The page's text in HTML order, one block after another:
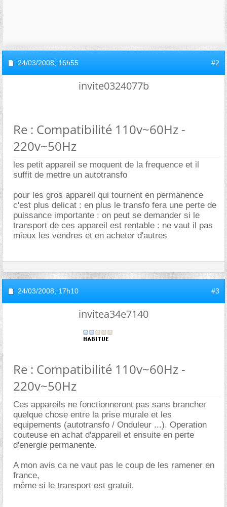
24/03/2008, 16h55 #2
invite0324077b
Re : Compatibilité 110v~60Hz -
220v~50Hz
les petit appareil se moquent de la frequence et il
suffit de mettre un autotransfo
pour les gros appareil qui tournent en permanence
c'est plus delicat : en plus le transfo fera une perte de
puissance importante : on peut se demander si le
transport de ces appareil est rentable : ne vaut il pas
mieux les vendres et en acheter d'autres
24/03/2008, 17h10 #3
invitea34e7140
Re : Compatibilité 110v~60Hz -
220v~50Hz
Ces appareils ne fonctionneront pas sans brancher
quelque chose entre la prise murale et les
equipements (autotransfo / Onduleur ...). Operation
couteuse en achat d'appareil et ensuite en perte
d'energie permanente.
A mon avis ca ne vaut pas le coup de les ramener en
france,
même si le transport est gratuit.